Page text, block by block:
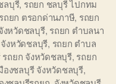
ลบุรี, รถยก ชลบุรี ไปกทม
รถยก ตรอกด่านภาษี, รถยก
งหวัดชลบุรี, รถยก ตำบลนา
งหวัดชลบุรี, รถยก ตำบล
รถยก จังหวัดชลบุรี, รถยก
องชลบุรี จังหวัดชลบุรี,